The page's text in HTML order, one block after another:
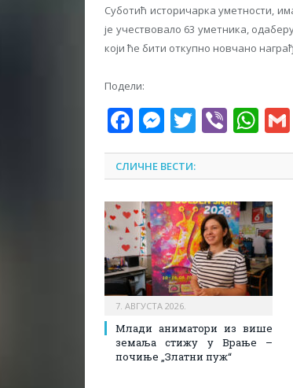
Суботић историчарка уметности,
је учествовало 63 уметника,
који ће бити откупно новчано
Подели:
Facebook
Messenger
Twitter
Viber
СЛИЧНЕ ВЕСТИ:
7. АВГУСТА 2026.
Млади аниматори из више
земаља стижу у Врање –
почиње „Златни пуж“